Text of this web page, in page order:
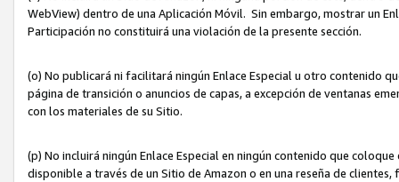
WebView) dentro de una Aplicación Móvil. Sin embargo, mostrar un
Participación no constituirá una violación de la presente sección.
(o) No publicará ni facilitará ningún Enlace Especial u otro contenido
página de transición o anuncios de capas, a excepción de ventanas
con los materiales de su Sitio.
(p) No incluirá ningún Enlace Especial en ningún contenido que
disponible a través de un Sitio de Amazon o en una reseña de